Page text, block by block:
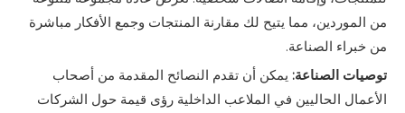
من الموردين، مما يتيح لك مقارنة المنتجات وجمع الأفكار مباشرة
من خبراء الصناعة.
توصيات الصناعة: يمكن أن تقدم النصائح المقدمة من أصحاب
الأعمال الحاليين في الملاعب الداخلية رؤى قيمة حول الشركات